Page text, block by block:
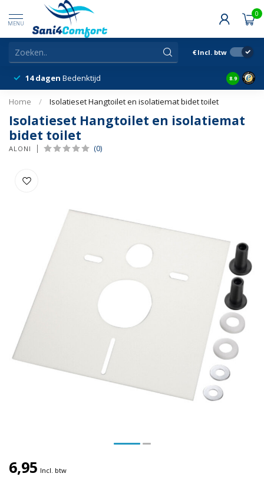
MENU
0
€ Incl. btw
14 dagen Bedenktijd Snelle
8.9
Home / Isolatieset Hangtoilet en isolatiemat bidet toilet
Isolatieset Hangtoilet en isolatiemat
bidet toilet
ALONI (0)
6,95 Incl. btw